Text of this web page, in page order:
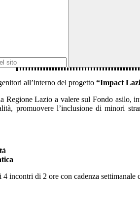
all’interno del progetto “Impact
Regione Lazio a valere sul Fondo asilo,
promuovere l’inclusione di minori
incontri di 2 ore con cadenza settimanale